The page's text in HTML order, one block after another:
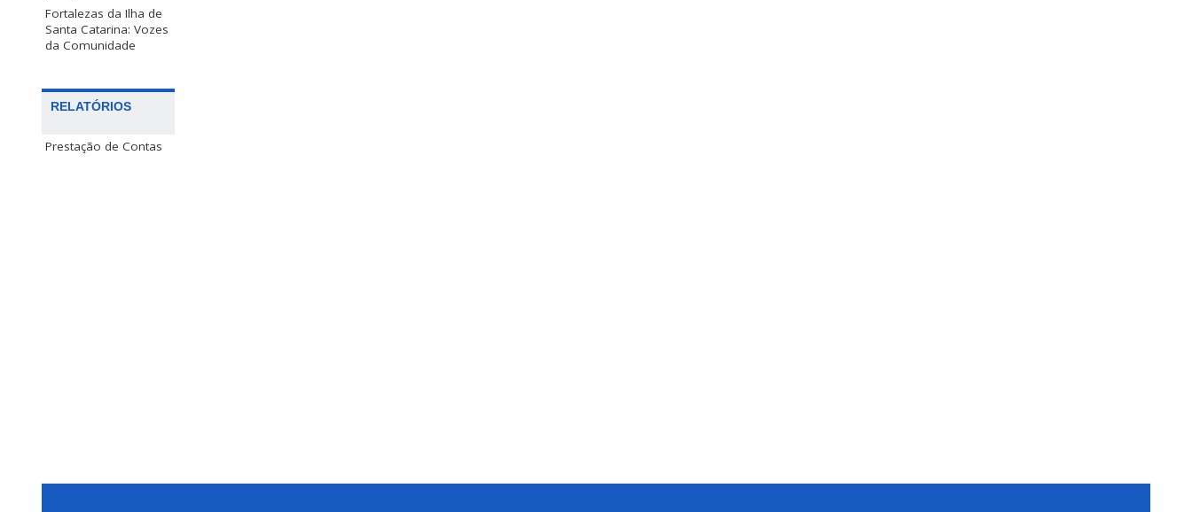
Fortalezas da Ilha de
Santa Catarina: Vozes
da Comunidade
RELATÓRIOS
Prestação de Contas